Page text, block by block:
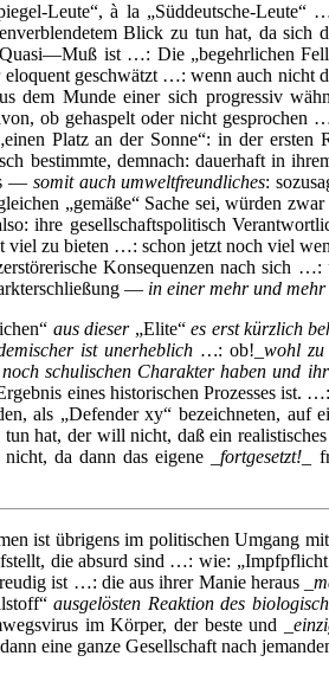
Leute“, à la „Süddeutsche-
Blick zu tun hat, da sich
Quasi—Muß ist …: Die „begehrlichen
geschwätzt …: wenn auch nicht
dem Munde einer sich progressiv
ob gehaspelt oder nicht
Platz an der Sonne“: in der
bestimmte, demnach: dauerhaft in
— somit auch umweltfreundliches:
„gemäße“ Sache sei, würden
ihre gesellschaftspolitisch
zu bieten …: schon jetzt noch viel
Konsequenzen nach sich …:
— in einer mehr und mehr
aus dieser„Elite“es erst kürzlich
ist unerheblich …: ob!_wohl zu
schulischen Charakter haben und ihr
Ergebnis eines historischen Prozesses ist.
als „Defender xy“ bezeichneten,
tun hat, der will nicht, daß ein
da dann das eigene _fortgesetzt! _
ist übrigens im politischen Umgang
die absurd sind …: wie:
ist …: die aus ihrer Manie heraus _
ausgelösten Reaktion des
im Körper,der beste und _
dann eine ganze Gesellschaft nach